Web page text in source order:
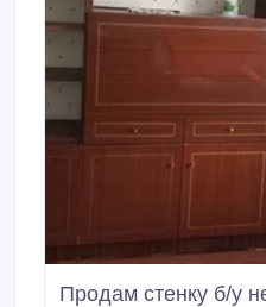
Продам стенку б/у